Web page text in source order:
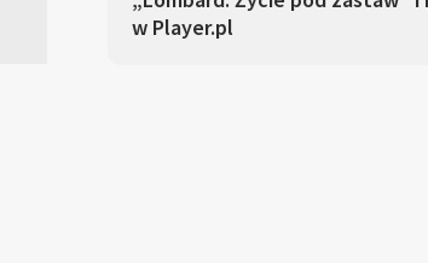
w Player.pl